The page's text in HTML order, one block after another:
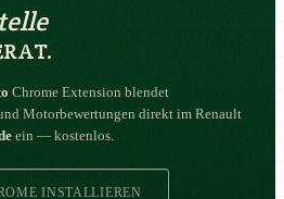
Chrome Extension blendet
Motorbewertungen direkt im Renault
ein — kostenlos.
INSTALLIEREN